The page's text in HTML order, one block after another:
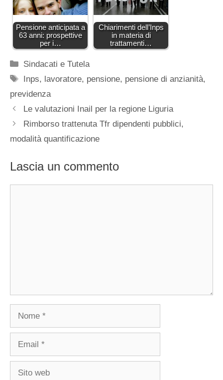
Pensione anticipata a
63 anni: prospettive
per i…
Chiarimenti dell’Inps
in materia di
trattamenti…
Categorie
Sindacati e Tutela
Tag
Inps, lavoratore, pensione, pensione di anzianità,
previdenza
Le valutazioni Inail per la regione Liguria
Rimborso trattenuta Tfr dipendenti pubblici,
modalità quantificazione
Lascia un commento
Nome
Email
Sito